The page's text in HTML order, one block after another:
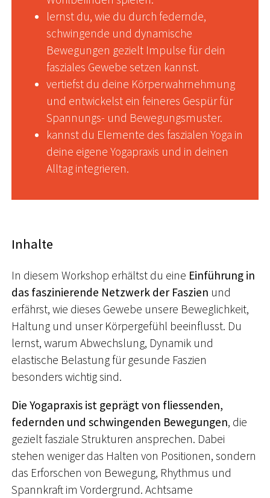
lernst du, wie du durch federnde,
schwingende und dynamische
Bewegungen gezielt Impulse für dein
fasziales Gewebe setzen kannst.
vertiefst du deine Körperwahrnehmung
und entwickelst ein feineres Gespür für
Spannungs- und Bewegungsmuster.
kannst du Elemente des faszialen Yoga in
deine eigene Yogapraxis und in deinen
Alltag integrieren.
Inhalte
In diesem Workshop erhältst du eine Einführung in
das faszinierende Netzwerk der Faszien und
erfährst, wie dieses Gewebe unsere Beweglichkeit,
Haltung und unser Körpergefühl beeinflusst. Du
lernst, warum Abwechslung, Dynamik und
elastische Belastung für gesunde Faszien
besonders wichtig sind.
Die Yogapraxis ist geprägt von fliessenden,
federnden und schwingenden Bewegungen, die
gezielt fasziale Strukturen ansprechen. Dabei
stehen weniger das Halten von Positionen, sondern
das Erforschen von Bewegung, Rhythmus und
Spannkraft im Vordergrund. Achtsame